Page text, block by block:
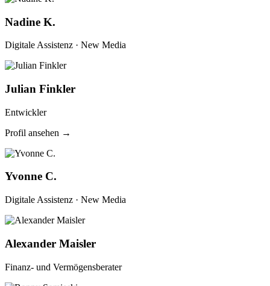
Nadine K.
Digitale Assistenz · New Media
Julian Finkler
Entwickler
Profil ansehen →
Yvonne C.
Digitale Assistenz · New Media
Alexander Maisler
Finanz- und Vermögensberater